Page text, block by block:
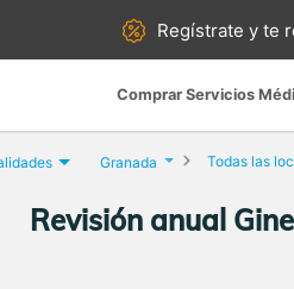
Regístrate yte
Comprar Servicios
Granada Todas las
Revisión anual